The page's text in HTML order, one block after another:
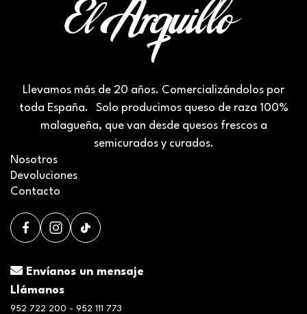
Nosotros
Devoluciones
Contacto
Llevamos más de 20 años. Comercializándolos por
toda España. Solo producimos queso de raza 100%
malagueña, que van desde quesos frescos a
semicurados y curados.
Envíanos un mensaje
Llámanos
952 722 200 - 952 111 773